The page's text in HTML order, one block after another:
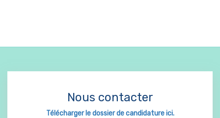
Nous contacter
Télécharger le dossier de candidature ici.